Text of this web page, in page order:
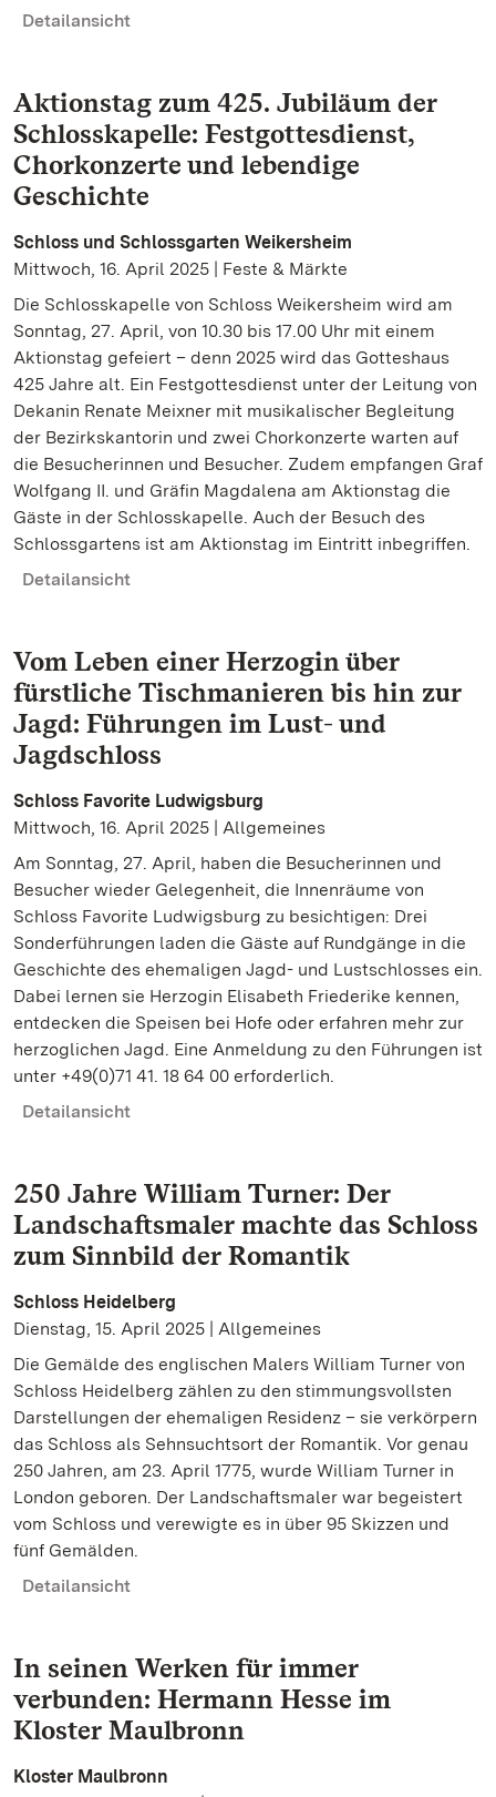
Detailansicht
Aktionstag zum 425. Jubiläum der
Schlosskapelle: Festgottesdienst,
Chorkonzerte und lebendige
Geschichte
Schloss und Schlossgarten Weikersheim
Mittwoch, 16. April 2025 | Feste & Märkte
Die Schlosskapelle von Schloss Weikersheim wird am
Sonntag, 27. April, von 10.30 bis 17.00 Uhr mit einem
Aktionstag gefeiert – denn 2025 wird das Gotteshaus
425 Jahre alt. Ein Festgottesdienst unter der Leitung von
Dekanin Renate Meixner mit musikalischer Begleitung
der Bezirkskantorin und zwei Chorkonzerte warten auf
die Besucherinnen und Besucher. Zudem empfangen Graf
Wolfgang II. und Gräfin Magdalena am Aktionstag die
Gäste in der Schlosskapelle. Auch der Besuch des
Schlossgartens ist am Aktionstag im Eintritt inbegriffen.
Detailansicht
Vom Leben einer Herzogin über
fürstliche Tischmanieren bis hin zur
Jagd: Führungen im Lust- und
Jagdschloss
Schloss Favorite Ludwigsburg
Mittwoch, 16. April 2025 | Allgemeines
Am Sonntag, 27. April, haben die Besucherinnen und
Besucher wieder Gelegenheit, die Innenräume von
Schloss Favorite Ludwigsburg zu besichtigen: Drei
Sonderführungen laden die Gäste auf Rundgänge in die
Geschichte des ehemaligen Jagd- und Lustschlosses ein.
Dabei lernen sie Herzogin Elisabeth Friederike kennen,
entdecken die Speisen bei Hofe oder erfahren mehr zur
herzoglichen Jagd. Eine Anmeldung zu den Führungen ist
unter +49(0)71 41. 18 64 00 erforderlich.
Detailansicht
250 Jahre William Turner: Der
Landschaftsmaler machte das Schloss
zum Sinnbild der Romantik
Schloss Heidelberg
Dienstag, 15. April 2025 | Allgemeines
Die Gemälde des englischen Malers William Turner von
Schloss Heidelberg zählen zu den stimmungsvollsten
Darstellungen der ehemaligen Residenz – sie verkörpern
das Schloss als Sehnsuchtsort der Romantik. Vor genau
250 Jahren, am 23. April 1775, wurde William Turner in
London geboren. Der Landschaftsmaler war begeistert
vom Schloss und verewigte es in über 95 Skizzen und
fünf Gemälden.
Detailansicht
In seinen Werken für immer
verbunden: Hermann Hesse im
Kloster Maulbronn
Kloster Maulbronn